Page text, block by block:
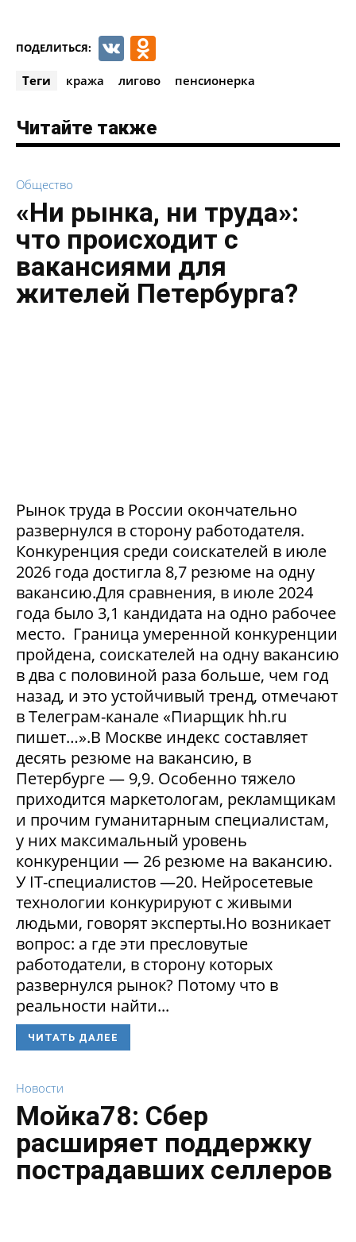
ПОДЕЛИТЬСЯ: VK
Теги кража лигово пенсионерка
Читайте также
Общество
«Ни рынка, ни труда»:
что происходит с
вакансиями для
жителей Петербурга?
Рынок труда в России окончательно
развернулся в сторону работодателя.
Конкуренция среди соискателей в июле
2026 года достигла 8,7 резюме на одну
вакансию.Для сравнения, в июле 2024
года было 3,1 кандидата на одно рабочее
место. Граница умеренной конкуренции
пройдена, соискателей на одну вакансию
в два с половиной раза больше, чем год
назад, и это устойчивый тренд, отмечают
в Телеграм-канале «Пиарщик hh.ru
пишет…».В Москве индекс составляет
десять резюме на вакансию, в
Петербурге — 9,9. Особенно тяжело
приходится маркетологам, рекламщикам
и прочим гуманитарным специалистам,
у них максимальный уровень
конкуренции — 26 резюме на вакансию.
У IT-специалистов —20. Нейросетевые
технологии конкурируют с живыми
людьми, говорят эксперты.Но возникает
вопрос: а где эти пресловутые
работодатели, в сторону которых
развернулся рынок? Потому что в
реальности найти...
ЧИТАТЬ ДАЛЕЕ
Новости
Мойка78: Сбер
расширяет поддержку
пострадавших селлеров